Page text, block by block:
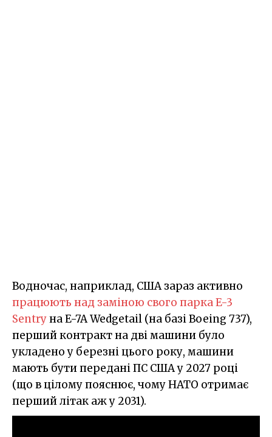
Водночас, наприклад, США зараз активно
працюють над заміною свого парка E-3
Sentryна E-7A Wedgetail (на базі Boeing 737),
перший контракт на дві машини було
укладено у березні цього року, машини
мають бути передані ПС США у 2027 році
(що в цілому пояснює, чому НАТО отримає
перший літак аж у 2031).